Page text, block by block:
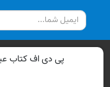
تمامی
پی دی اف کتاب